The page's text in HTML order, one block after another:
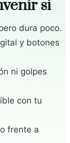
si
dura poco.
y botones
ni golpes
con tu
frente a